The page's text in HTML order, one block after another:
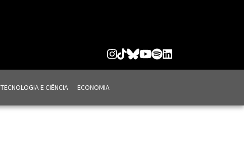
TECNOLOGIA E CIÊNCIA ECONOMIA